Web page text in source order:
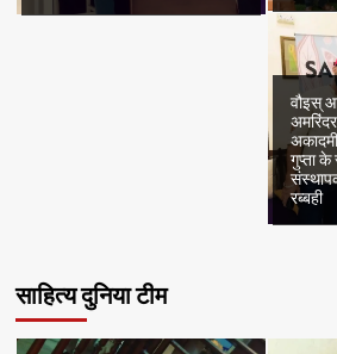
वौइस्
गुप्ता के
रब्बही
साहित्य दुनिया टीम